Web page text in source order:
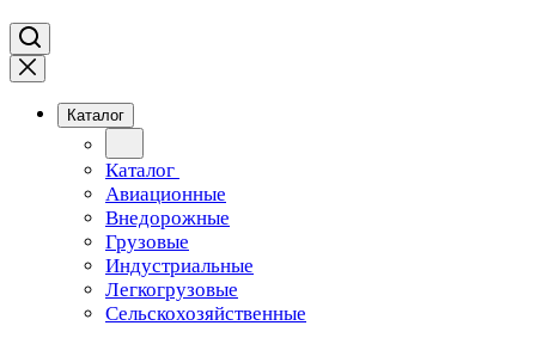
Каталог
Каталог
Авиационные
Внедорожные
Грузовые
Индустриальные
Легкогрузовые
Сельскохозяйственные